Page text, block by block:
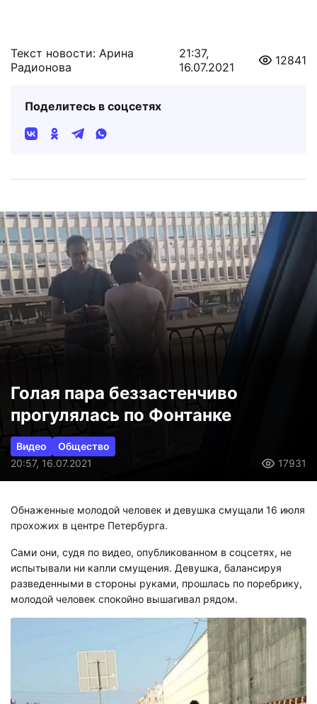
Текст новости: Арина
Радионова
21:37,
16.07.2021
12841
Поделитесь в соцсетях
Голая пара беззастенчиво
прогулялась по Фонтанке
Видео
Общество
20:57, 16.07.2021
17931
Обнаженные молодой человек и девушка смущали 16 июля
прохожих в центре Петербурга.
Сами они, судя по видео, опубликованном в соцсетях, не
испытывали ни капли смущения. Девушка, балансируя
разведенными в стороны руками, прошлась по поребрику,
молодой человек спокойно вышагивал рядом.